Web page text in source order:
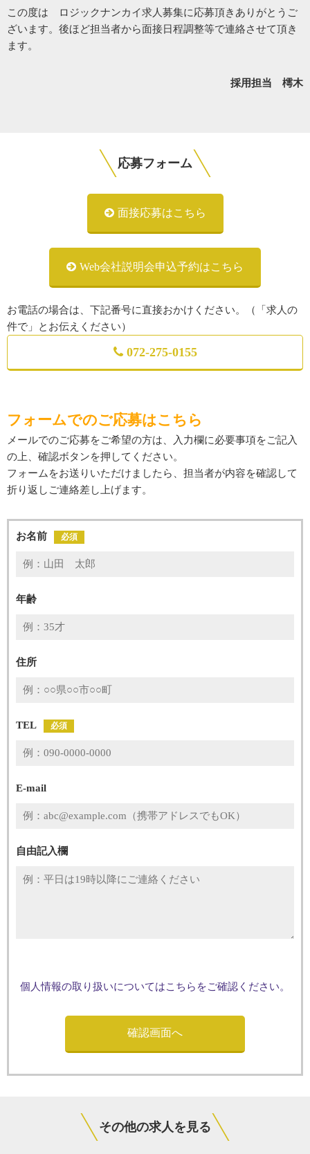
この度は ロジックナンカイ求人募集に応募頂きありがとうご
ざいます。後ほど担当者から面接日程調整等で連絡させて頂き
ます。
採用担当 樗木
応募フォーム
面接応募はこちら
Web会社説明会申込予約はこちら
お電話の場合は、下記番号に直接おかけください。（「求人の
件で」とお伝えください）
072-275-0155
フォームでのご応募はこちら
メールでのご応募をご希望の方は、入力欄に必要事項をご記入
の上、確認ボタンを押してください。
フォームをお送りいただけましたら、担当者が内容を確認して
折り返しご連絡差し上げます。
お名前 必須
年齢
住所
TEL 必須
E-mail
自由記入欄
個人情報の取り扱いについてはこちらをご確認ください。
その他の求人を見る